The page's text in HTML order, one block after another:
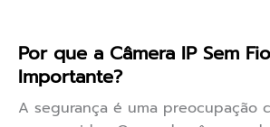
Por que a Câmera IP Sem
Importante?
A segurança é uma preocupação